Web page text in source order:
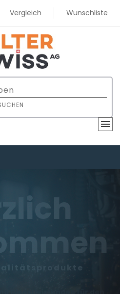
Vergleich Wunschliste